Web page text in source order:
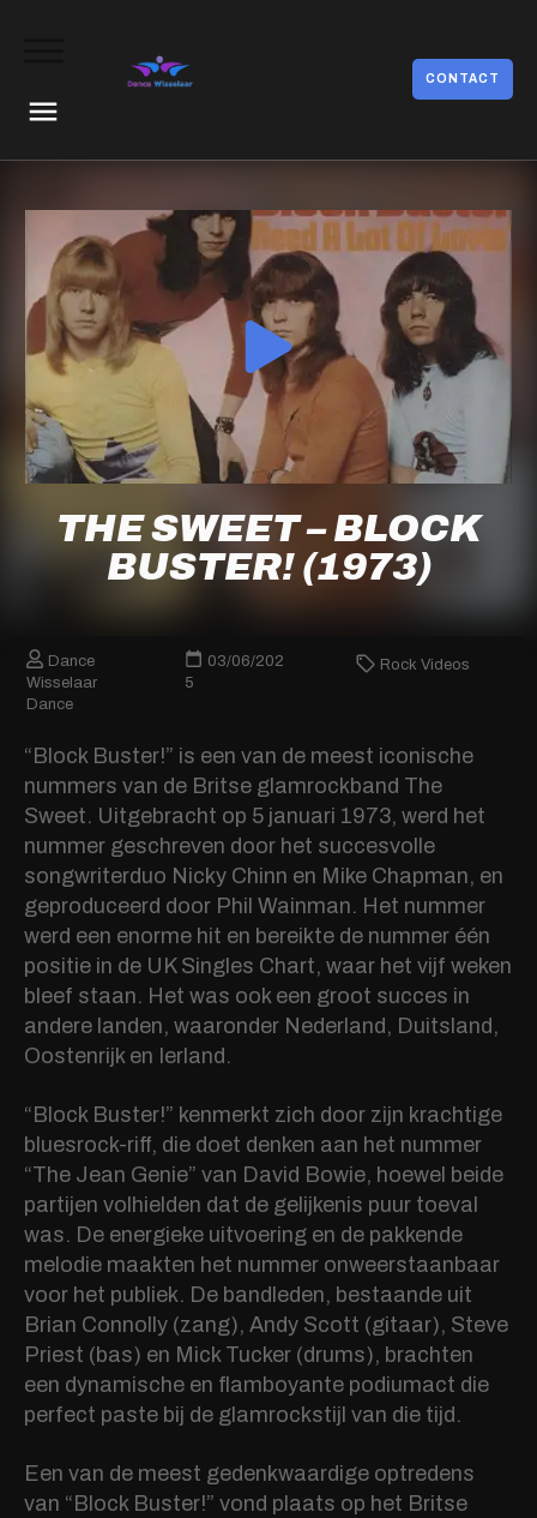
CONTACT
THE SWEET – BLOCK
BUSTER! (1973)
Dance
Wisselaar
Dance
03/06/202
5
Rock Videos
“Block Buster!” is een van de meest iconische
nummers van de Britse glamrockband The
Sweet. Uitgebracht op 5 januari 1973, werd het
nummer geschreven door het succesvolle
songwriterduo Nicky Chinn en Mike Chapman, en
geproduceerd door Phil Wainman. Het nummer
werd een enorme hit en bereikte de nummer één
positie in de UK Singles Chart, waar het vijf weken
bleef staan. Het was ook een groot succes in
andere landen, waaronder Nederland, Duitsland,
Oostenrijk en Ierland.
“Block Buster!” kenmerkt zich door zijn krachtige
bluesrock-riff, die doet denken aan het nummer
“The Jean Genie” van David Bowie, hoewel beide
partijen volhielden dat de gelijkenis puur toeval
was. De energieke uitvoering en de pakkende
melodie maakten het nummer onweerstaanbaar
voor het publiek. De bandleden, bestaande uit
Brian Connolly (zang), Andy Scott (gitaar), Steve
Priest (bas) en Mick Tucker (drums), brachten
een dynamische en flamboyante podiumact die
perfect paste bij de glamrockstijl van die tijd.
Een van de meest gedenkwaardige optredens
van “Block Buster!” vond plaats op het Britse